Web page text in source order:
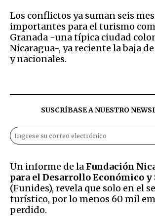
Los conflictos ya suman seis
importantes para el turismo
Granada -una típica ciudad
Nicaragua-, ya reciente la baja
y nacionales.
SUSCRÍBASE A NUESTRO
Un informe de la Fundación
para el Desarrollo Económico y
(Funides), revela que solo en el
turístico, por lo menos 60 mil
perdido.